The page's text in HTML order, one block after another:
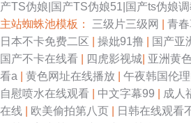
产TS伪娘|国产TS伪娘51|国产ts伪娘调
主站蜘蛛池模板： 三级片三级网 青春
日本不卡免费二区
操妣91撸 国产亚
国产不卡在线看
四虎影视城 亚洲黄
看a
黄色网址在线播放 午夜韩国伦
自慰喷水在线观看
中文字幕99 成人
在线
欧美偷拍第八页 日韩在线观看